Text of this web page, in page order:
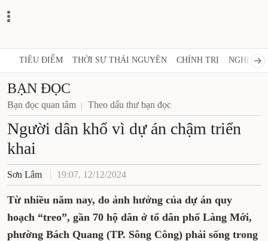
TIÊU ĐIỂM THỜI SỰ THÁI NGUYÊN CHÍNH TRỊ NGHỊ
BẠN ĐỌC
Bạn đọc quan tâm Theo dấu thư bạn đọc
Người dân khổ vì dự án chậm triển
khai
Sơn Lâm 19:07, 12/12/2024
Từ nhiều năm nay, do ảnh hưởng của dự án quy
hoạch “treo”, gần 70 hộ dân ở tổ dân phố Làng Mới,
phường Bách Quang (TP. Sông Công) phải sống trong